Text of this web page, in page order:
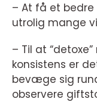
– At få et
utrolig mange
– Til at
konsistens er
bevæge sig
observere